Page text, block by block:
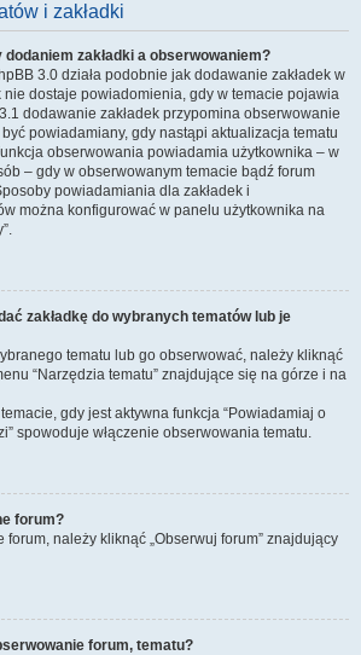
i zakładki
zakładki a obserwowaniem?
3.0 działa podobnie jak dodawanie zakładek w
dostaje powiadomienia, gdy w temacie pojawia
dodawanie zakładek przypomina obserwowanie
powiadamiany, gdy nastąpi aktualizacja tematu
obserwowania powiadamia użytkownika – w
– gdy w obserwowanym temacie bądź forum
powiadamiania dla zakładek i
można konfigurować w panelu użytkownika na
zakładkę do wybranych tematów lub je
tematu lub go obserwować, należy kliknąć
“Narzędzia tematu” znajdujące się na górze i na
gdy jest aktywna funkcja “Powiadamiaj o
spowoduje włączenie obserwowania tematu.
forum?
należy kliknąć „Obserwuj forum” znajdujący
forum, tematu?